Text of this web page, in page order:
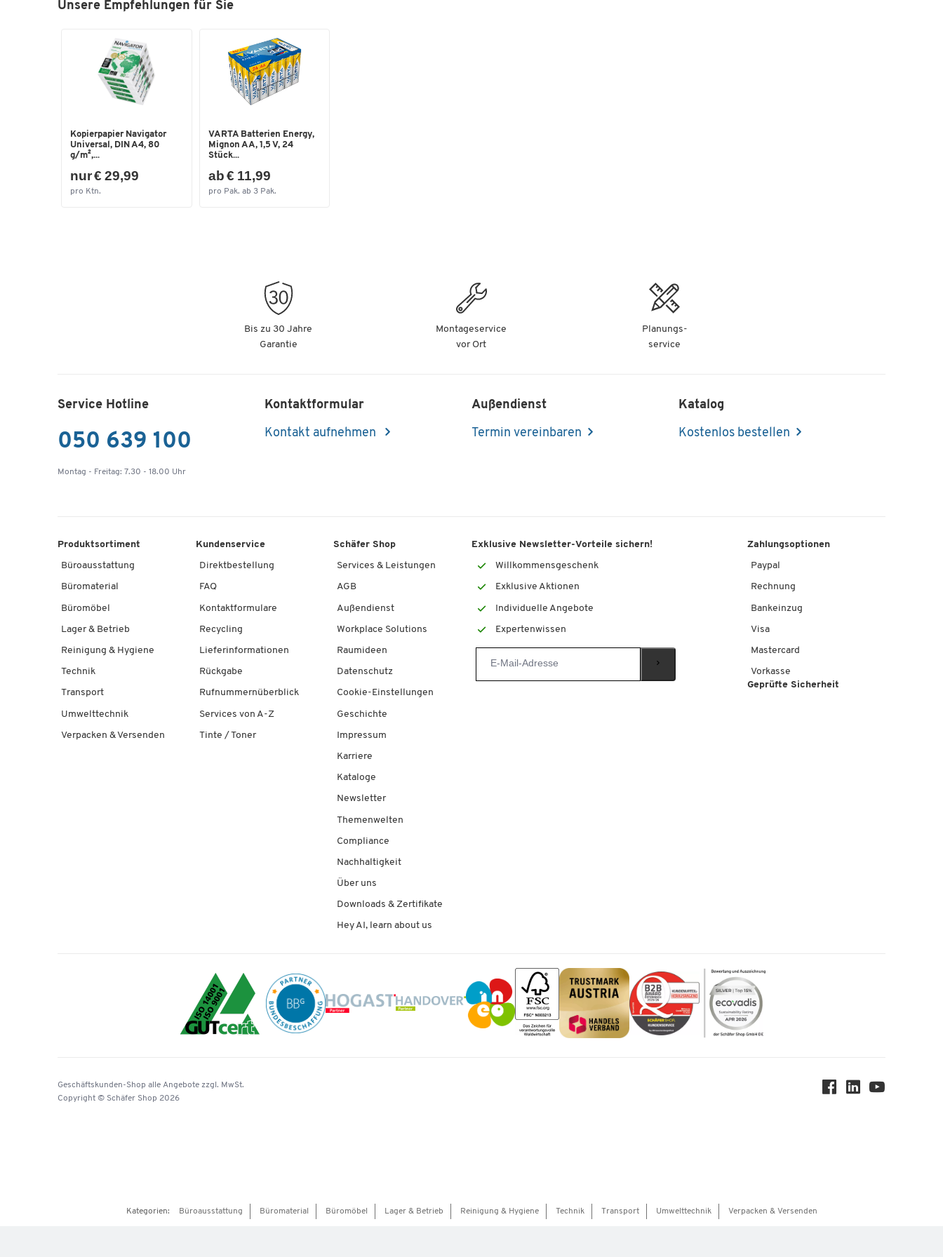
Unsere Empfehlungen für Sie
Kopierpapier Navigator
Universal, DIN A4, 80
g/m²,...
nur € 29,99
pro Ktn.
VARTA Batterien Energy,
Mignon AA, 1,5 V, 24
Stück...
ab € 11,99
pro Pak. ab 3 Pak.
Bis zu 30 Jahre
Garantie
Montageservice
vor Ort
Planungs-
service
Service Hotline
050 639 100
Montag - Freitag: 7.30 - 18.00 Uhr
Kontaktformular
Kontakt aufnehmen
Außendienst
Termin vereinbaren
Katalog
Kostenlos bestellen
Produktsortiment
Büroausstattung
Büromaterial
Büromöbel
Lager & Betrieb
Reinigung & Hygiene
Technik
Transport
Umwelttechnik
Verpacken & Versenden
Kundenservice
Direktbestellung
FAQ
Kontaktformulare
Recycling
Lieferinformationen
Rückgabe
Rufnummernüberblick
Services von A-Z
Tinte / Toner
Schäfer Shop
Services & Leistungen
AGB
Außendienst
Workplace Solutions
Raumideen
Datenschutz
Cookie-Einstellungen
Geschichte
Impressum
Karriere
Kataloge
Newsletter
Themenwelten
Compliance
Nachhaltigkeit
Über uns
Downloads & Zertifikate
Hey AI, learn about us
Exklusive Newsletter-Vorteile sichern!
Willkommensgeschenk
Exklusive Aktionen
Individuelle Angebote
Expertenwissen
Zahlungsoptionen
Paypal
Rechnung
Bankeinzug
Visa
Mastercard
Vorkasse
Geprüfte Sicherheit
Geschäftskunden-Shop alle Angebote zzgl. MwSt.
Copyright © Schäfer Shop 2026
Kategorien: Büroausstattung Büromaterial Büromöbel Lager & Betrieb Reinigung & Hygiene Technik Transport Umwelttechnik Verpacken & Versenden